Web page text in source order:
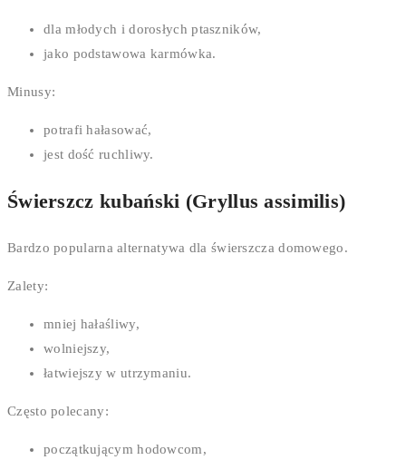
dla młodych i dorosłych ptaszników,
jako podstawowa karmówka.
Minusy:
potrafi hałasować,
jest dość ruchliwy.
Świerszcz kubański (Gryllus assimilis)
Bardzo popularna alternatywa dla świerszcza domowego.
Zalety:
mniej hałaśliwy,
wolniejszy,
łatwiejszy w utrzymaniu.
Często polecany:
początkującym hodowcom,